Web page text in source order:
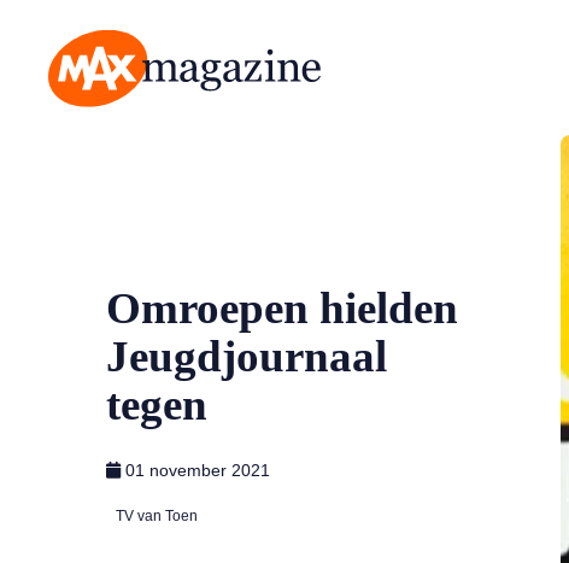
Omroepen hielden
Jeugdjournaal
tegen
01 november 2021
TV van Toen